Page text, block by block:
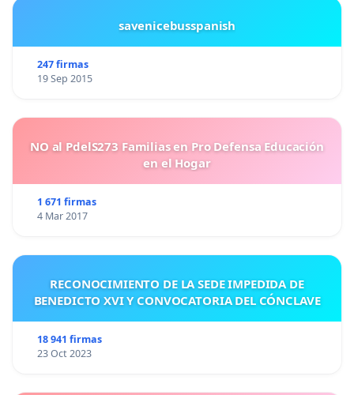
savenicebusspanish
247 firmas
19 Sep 2015
NO al PdelS273 Familias en Pro Defensa Educación
en el Hogar
1 671 firmas
4 Mar 2017
RECONOCIMIENTO DE LA SEDE IMPEDIDA DE
BENEDICTO XVI Y CONVOCATORIA DEL CÓNCLAVE
18 941 firmas
23 Oct 2023